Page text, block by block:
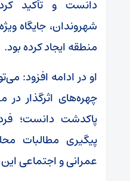
دانست و تأکید
شهروندان، جایگاه
منطقه ایجاد کرده بود.
او در ادامه افزود:
چهره‌های اثرگذار
پاکدشت دانست؛
پیگیری مطالبات
عمرانی و اجتماعی